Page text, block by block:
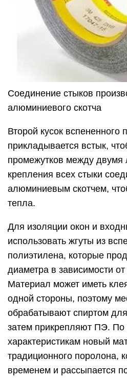
Соединение стыков
алюминиевого скотча
Второй кусок вспененного
прикладывается встык,
промежутков между двумя
крепления всех стыки
алюминиевым скотчем,
тепла.
Для изоляции окон и
использовать жгуты из
полиэтилена, которые
диаметра в зависимости
Материал может иметь
одной стороны, поэтому
обрабатывают спиртом
затем прикрепляют ПЭ. По
характеристикам новый
традиционного поролона,
временем и рассыпается